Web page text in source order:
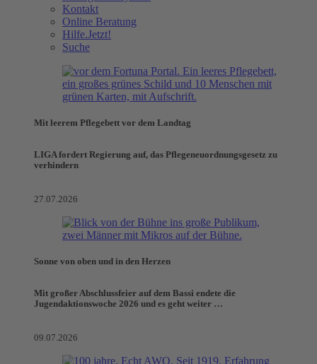
Kontakt
Online Beratung
Hilfe.Jetzt!
Suche
Mit leerem Pflegebett vor dem Landtag
LIGA fordert Regierung auf, das Pflegeneuordnungsgesetz zu
verhindern
27.07.2026
Sonne von oben und in den Herzen
Mit großer Abschlussfeier auf dem Bassi endete die
Jugendaktionswoche 2026 und es geht weiter …
09.07.2026